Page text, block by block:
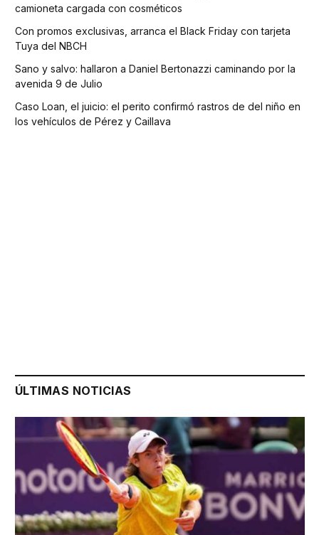
camioneta cargada con cosméticos
Con promos exclusivas, arranca el Black Friday con tarjeta
Tuya del NBCH
Sano y salvo: hallaron a Daniel Bertonazzi caminando por la
avenida 9 de Julio
Caso Loan, el juicio: el perito confirmó rastros de del niño en
los vehículos de Pérez y Caillava
ÚLTIMAS NOTICIAS